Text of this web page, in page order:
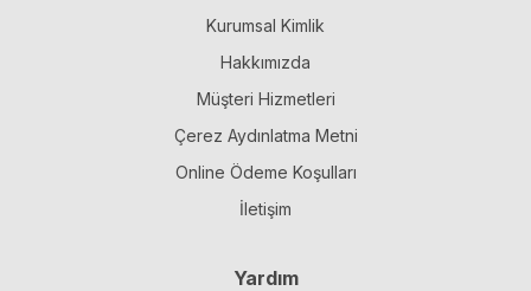
Kurumsal Kimlik
Hakkımızda
Müşteri Hizmetleri
Çerez Aydınlatma Metni
Online Ödeme Koşulları
İletişim
Yardım